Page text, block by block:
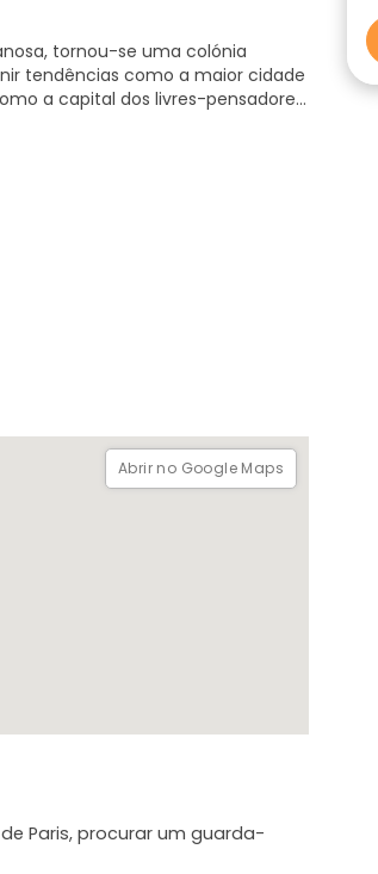
tornou-se uma colónia
tendências como a maior cidade
a capital dos livres-pensadores
civilização ocidental. Com o seu
um toque de
ajuda enquanto mergulha? A
lo numa viagem fascinante pelos
Abrir no Google Maps
Paris, procurar um guarda-